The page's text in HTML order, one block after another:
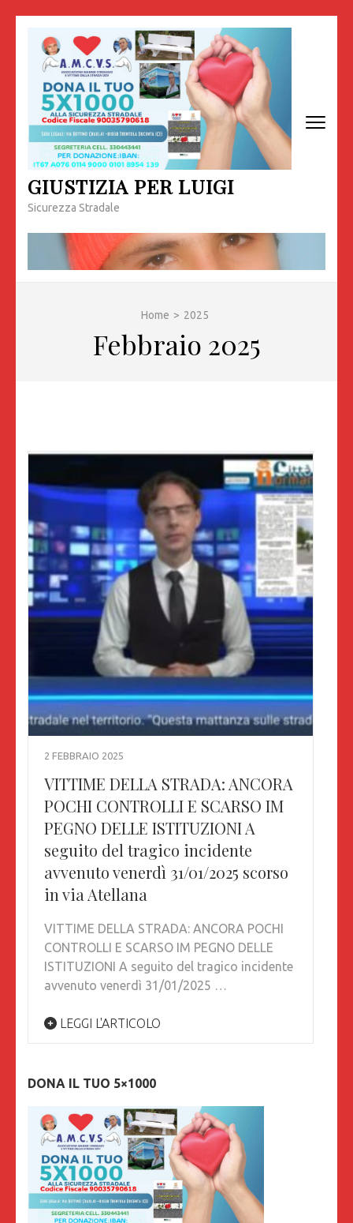
contenuto
(premi
invio)
GIUSTIZIA PER LUIGI
Sicurezza Stradale
Home > 2025
Febbraio 2025
2 FEBBRAIO 2025
VITTIME DELLA STRADA: ANCORA
POCHI CONTROLLI E SCARSO IM
PEGNO DELLE ISTITUZIONI A
seguito del tragico incidente
avvenuto venerdì 31/01/2025 scorso
in via Atellana
VITTIME DELLA STRADA: ANCORA POCHI
CONTROLLI E SCARSO IM PEGNO DELLE
ISTITUZIONI A seguito del tragico incidente
avvenuto venerdì 31/01/2025 …
LEGGI L'ARTICOLO
DONA IL TUO 5×1000